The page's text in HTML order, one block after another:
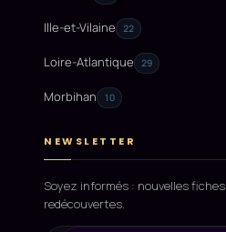
Ille-et-Vilaine 22
Loire-Atlantique 29
Morbihan 10
NEWSLETTER
Soyez informés : nouvelles
redécouvertes.